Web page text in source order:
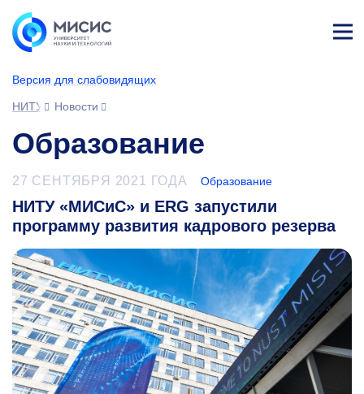
Версия для слабовидящих
НИТУ МИСИС
Новости
Образование
27 СЕНТЯБРЯ 2021 ГОДА Образование
НИТУ «МИСиС» и ERG запустили
программу развития кадрового резерва